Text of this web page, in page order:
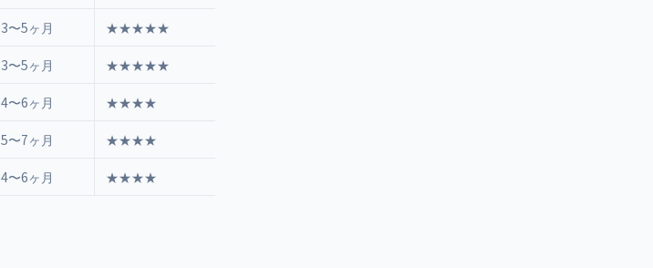
3〜5ヶ月 ★★★★★
3〜5ヶ月 ★★★★★
4〜6ヶ月 ★★★★
5〜7ヶ月 ★★★★
4〜6ヶ月 ★★★★